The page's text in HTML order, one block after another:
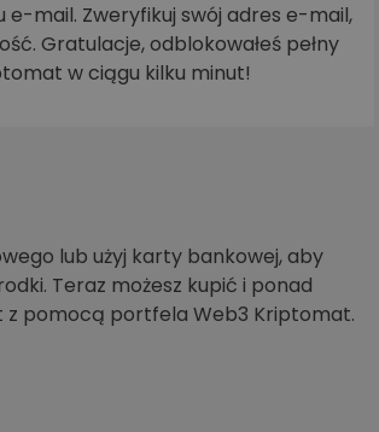
strategię kryptowalut
e-mail. Zweryfikuj swój adres e-mail,
Gratulacje, odblokowałeś pełny
w ciągu kilku minut!
lub użyj karty bankowej, aby
Teraz możesz kupić i ponad
pomocą portfela Web3 Kriptomat.